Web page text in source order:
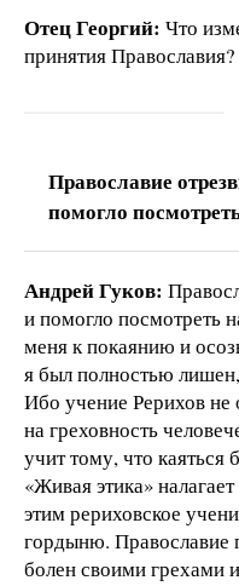
Отец Георгий: Что
принятия Православия?
Православие
помогло
Андрей Гуков:
и помогло посмотреть
меня к покаянию и
я был полностью
Ибо учение Рерихов не
на греховность
учит тому, что каяться
«Живая этика»
этим рериховское
гордыню. Православие
болен своими грехами